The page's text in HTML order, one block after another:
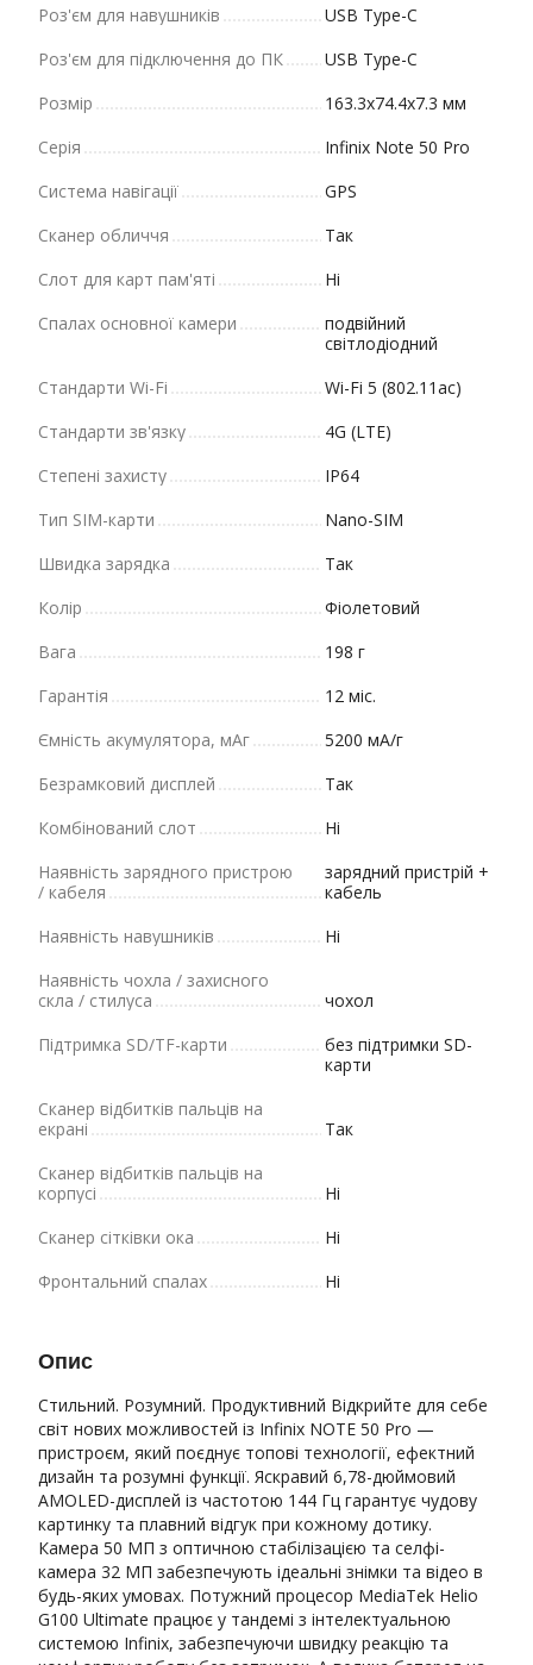
Роз'єм для навушників
USB Type-C
Роз'єм для підключення до ПК
USB Type-C
Розмір
163.3x74.4x7.3 мм
Серія
Infinix Note 50 Pro
Система навігації
GPS
Сканер обличчя
Так
Слот для карт пам'яті
Ні
Спалах основної камери
подвійний
світлодіодний
Стандарти Wi-Fi
Wi-Fi 5 (802.11ac)
Стандарти зв'язку
4G (LTE)
Степені захисту
IP64
Тип SIM-карти
Nano-SIM
Швидка зарядка
Так
Колір
Фіолетовий
Вага
198 г
Гарантія
12 міс.
Ємність акумулятора, мАг
5200 мА/г
Безрамковий дисплей
Так
Комбінований слот
Ні
Наявність зарядного пристрою
/ кабеля
зарядний пристрій +
кабель
Наявність навушників
Ні
Наявність чохла / захисного
скла / стилуса
чохол
Підтримка SD/TF-карти
без підтримки SD-
карти
Сканер відбитків пальців на
екрані
Так
Сканер відбитків пальців на
корпусі
Ні
Сканер сітківки ока
Ні
Фронтальний спалах
Ні
Опис
Стильний. Розумний. Продуктивний Відкрийте для себе
світ нових можливостей із Infinix NOTE 50 Pro —
пристроєм, який поєднує топові технології, ефектний
дизайн та розумні функції. Яскравий 6,78-дюймовий
AMOLED-дисплей із частотою 144 Гц гарантує чудову
картинку та плавний відгук при кожному дотику.
Камера 50 МП з оптичною стабілізацією та селфі-
камера 32 МП забезпечують ідеальні знімки та відео в
будь-яких умовах. Потужний процесор MediaTek Helio
G100 Ultimate працює у тандемі з інтелектуальною
системою Infinix, забезпечуючи швидку реакцію та